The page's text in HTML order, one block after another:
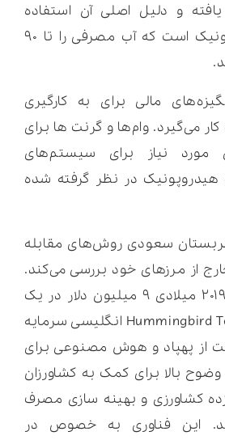
یافته و دلیل اصلی آن استفاده
گسترده از هیدروپونیک است که آب مصرفی را تا ۹۰
مالی برای به کارگیری
می‌گیرد. وام‌ها و گرنت ها برای
مورد نیاز برای سیستم‌های
در نظر گرفته شده
عربستان سعودی روش‌های مقابله
از مرزهای خود بررسی می‌کند.
این کشور در سال ۲۰۱۹ میلادی ۹ میلیون دلار در یک
شرکت Hummingbird Technologies انگلیسی سرمایه
از پهپاد و هوش مصنوعی برای
بالا برای کمک به کشاورزان
کشاورزی و بهینه سازی مصرف
این فناوری به خصوص در